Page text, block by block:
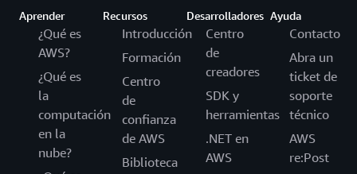
Aprender
¿Qué es
AWS?
¿Qué es
la
computación
en la
nube?
Recursos
Introducción
Formación
Centro
de
confianza
de AWS
Biblioteca
Desarrolladores
Centro
de
creadores
SDK y
herramientas
.NET en
AWS
Ayuda
Contacto
Abra un
ticket de
soporte
técnico
AWS
re:Post